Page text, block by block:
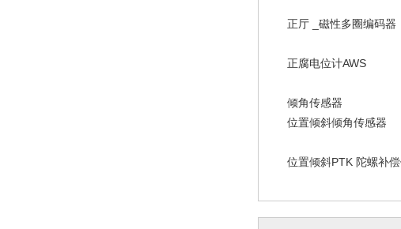
正厅 _磁性多圈编码器
正腐电位计AWS
倾角传感器
位置倾斜倾角传感器
位置倾斜PTK 陀螺补